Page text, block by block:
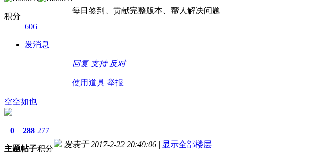
积分
606
发消息
每日签到、贡献完整版本、帮人解决问题
回复 支持 反对
使用道具 举报
空空如也
0
主题
288
帖子
277
积分 发表于 2017-2-22 20:49:06 | 显示全部楼层